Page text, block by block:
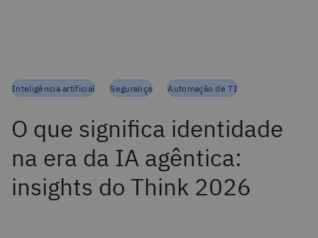
Inteligência artificial Segurança Automação de TI
O que significa identidade
na era da IA agêntica:
insights do Think 2026